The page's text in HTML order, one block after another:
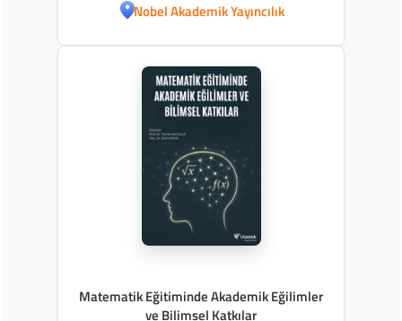
Nobel Akademik Yayıncılık
Matematik Eğitiminde Akademik Eğilimler
ve Bilimsel Katkılar